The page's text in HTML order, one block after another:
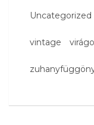
Uncategorized
vintage